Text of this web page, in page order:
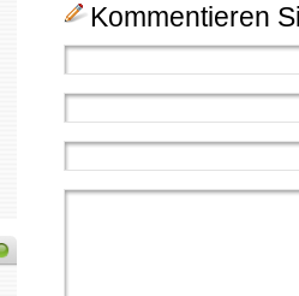
Kommentieren